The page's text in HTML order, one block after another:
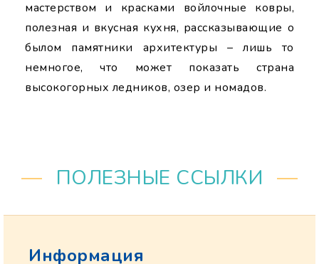
мастерством и красками войлочные ковры,
полезная и вкусная кухня, рассказывающие о
былом памятники архитектуры – лишь то
немногое, что может показать страна
высокогорных ледников, озер и номадов.
ПОЛЕЗНЫЕ ССЫЛКИ
Информация